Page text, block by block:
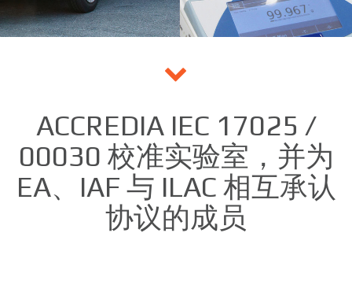
ACCREDIA IEC 17025 /
00030 校准实验室，并为
EA、IAF 与 ILAC 相互承认
协议的成员